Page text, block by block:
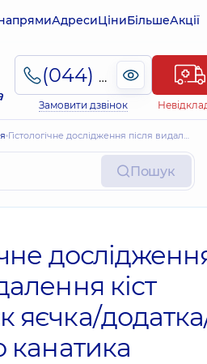
АдресиЦіниБільшеАкції
(044) 495-2-888
Замовити дзвінок
Гістологічне дослідження після видалення кіст оболонок яєчка/додатка/сім'яного канатика
Пошук
кіст
яєчка/
канатика